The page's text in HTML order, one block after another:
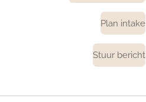
Plan intake
Stuur bericht